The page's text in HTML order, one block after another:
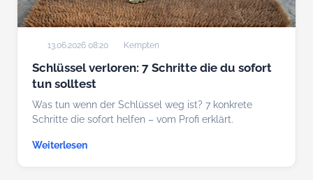
13.06.2026 08:20 Kempten
Schlüssel verloren: 7 Schritte die du sofort
tun solltest
Was tun wenn der Schlüssel weg ist? 7 konkrete
Schritte die sofort helfen – vom Profi erklärt.
Weiterlesen